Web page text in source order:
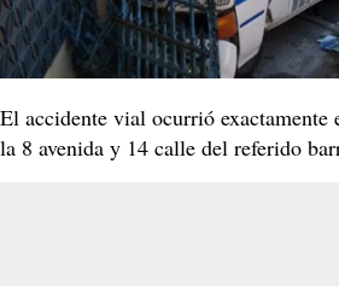
El accidente vial ocurrió exactamente
la 8 avenida y 14 calle del referido